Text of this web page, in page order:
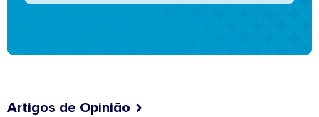
Artigos de Opinião